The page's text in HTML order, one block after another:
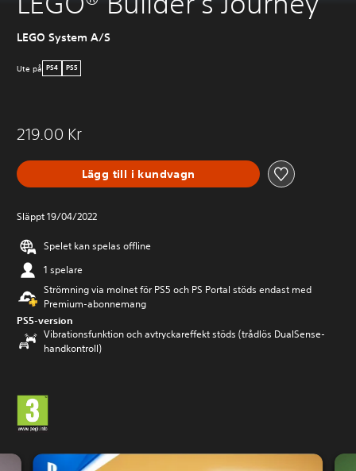
LEGO System A/S
Ute på PS4 PS5
219.00 Kr
Lägg till i kundvagn
Släppt 19/04/2022
Spelet kan spelas offline
1 spelare
Strömning via molnet för PS5 och PS Portal stöds endast med
Premium-abonnemang
PS5-version
Vibrationsfunktion och avtryckareffekt stöds (trådlös DualSense-
handkontroll)